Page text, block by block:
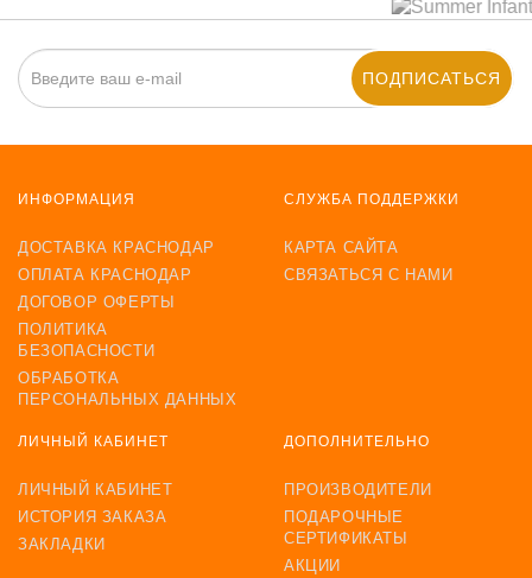
ПОДПИСАТЬСЯ
ИНФОРМАЦИЯ
ДОСТАВКА КРАСНОДАР
ОПЛАТА КРАСНОДАР
ДОГОВОР ОФЕРТЫ
ПОЛИТИКА
БЕЗОПАСНОСТИ
ОБРАБОТКА
ПЕРСОНАЛЬНЫХ ДАННЫХ
СЛУЖБА ПОДДЕРЖКИ
КАРТА САЙТА
СВЯЗАТЬСЯ С НАМИ
ЛИЧНЫЙ КАБИНЕТ
ЛИЧНЫЙ КАБИНЕТ
ИСТОРИЯ ЗАКАЗА
ЗАКЛАДКИ
ДОПОЛНИТЕЛЬНО
ПРОИЗВОДИТЕЛИ
ПОДАРОЧНЫЕ
СЕРТИФИКАТЫ
АКЦИИ